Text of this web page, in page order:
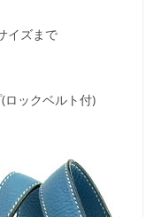
イズまで
ロックベルト付)